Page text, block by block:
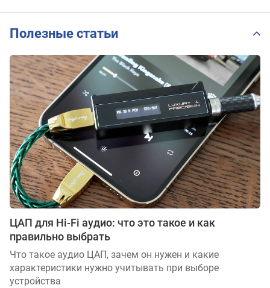
Полезные статьи
ЦАП для Hi-Fi аудио: что это такое и как
правильно выбрать
Что такое аудио ЦАП, зачем он нужен и какие
характеристики нужно учитывать при выборе
устройства